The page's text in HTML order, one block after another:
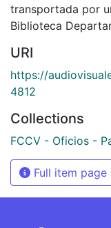
transportada por
Biblioteca
URI
https://
4812
Collections
FCCV - Oficios -
Full item page